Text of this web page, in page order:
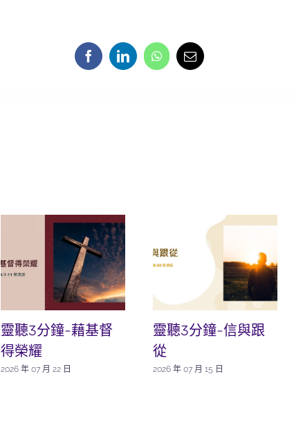
靈聽3分鐘-藉基督
得榮耀
2026 年 07 月 22 日
靈聽3分鐘-信與跟
從
2026 年 07 月 15 日